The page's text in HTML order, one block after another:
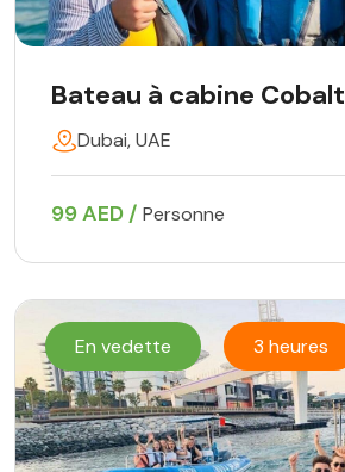
Bateau à cabine Cobalt
Dubai, UAE
99 AED / Personne
En vedette 3 heures